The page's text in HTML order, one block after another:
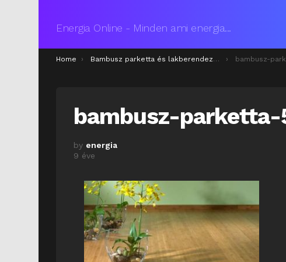
Energia Online - Minden ami energia...
You are here:
Home Bambusz parketta és lakberendezés bambusz-
bambusz-
by energia
9 éve